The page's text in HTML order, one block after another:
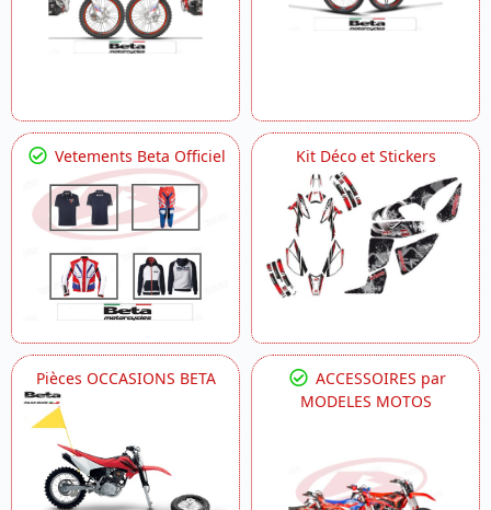
Vetements Beta Officiel Kit Déco et Stickers
Pièces OCCASIONS BETA
ACCESSOIRES par
MODELES MOTOS